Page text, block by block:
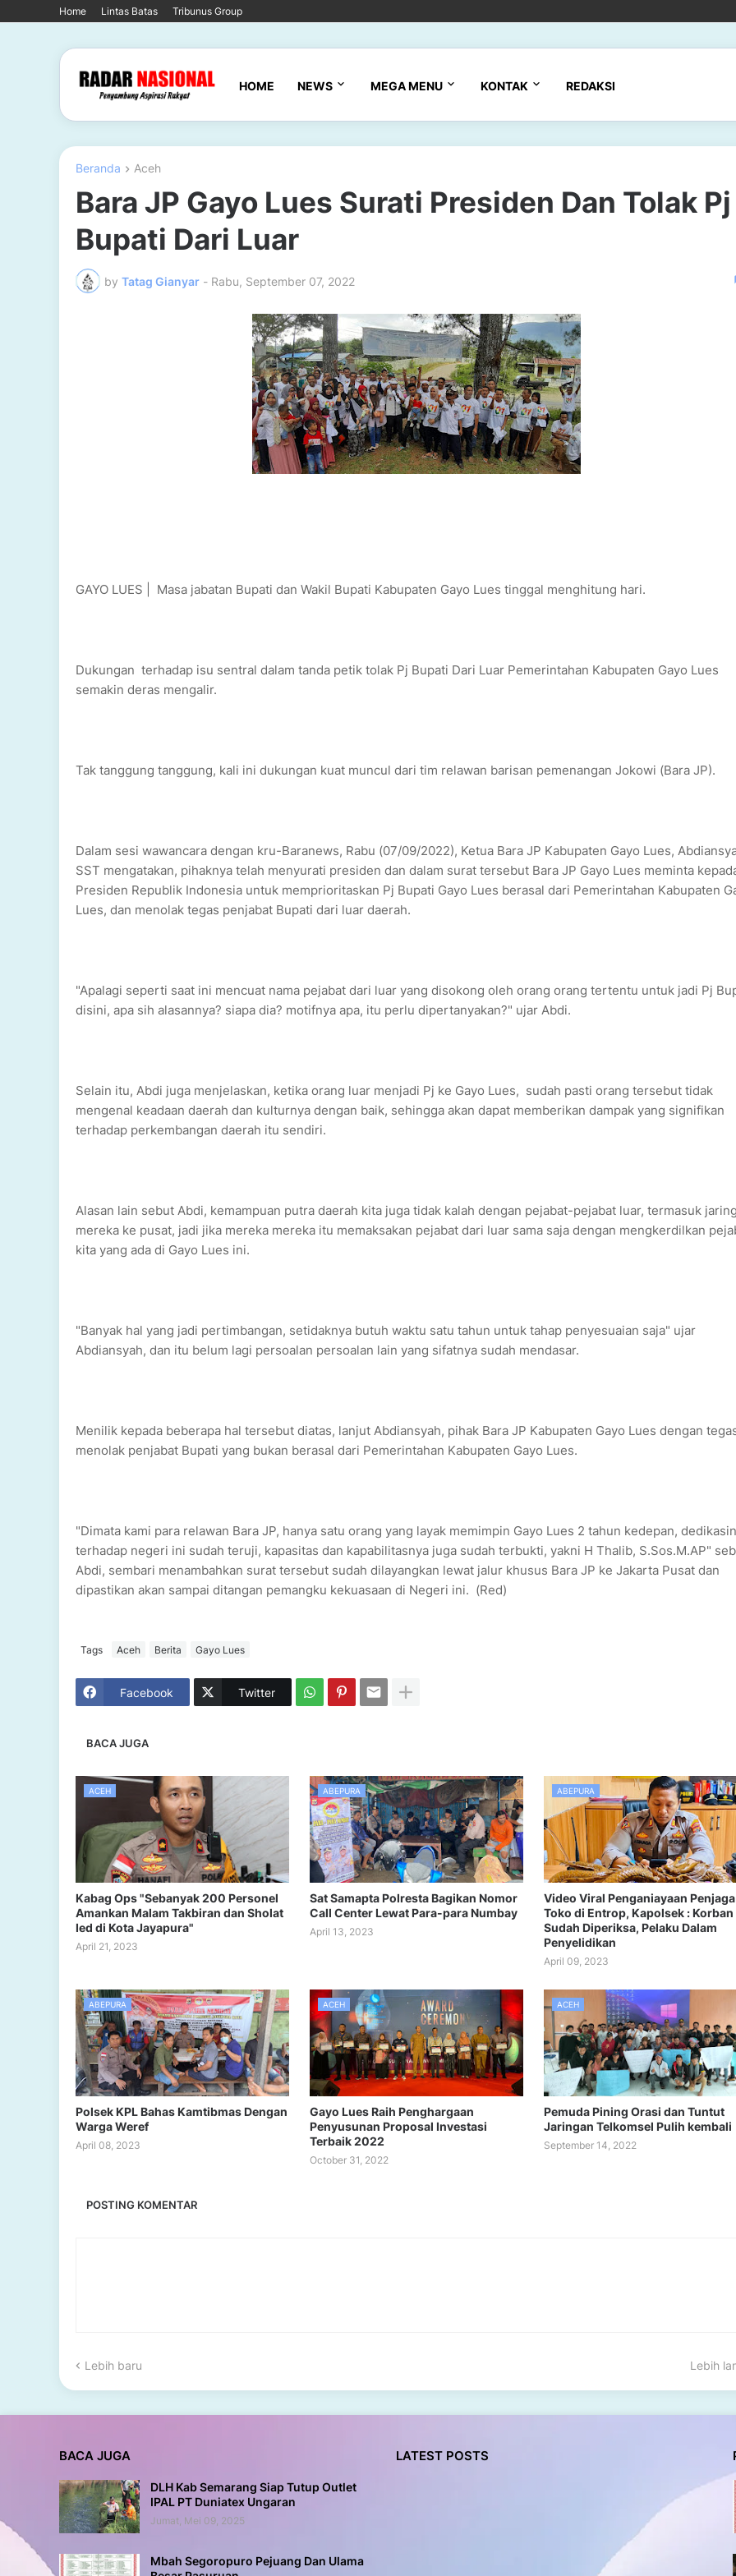
Home Lintas Batas Tribunus Group
HOME NEWS MEGA MENU KONTAK REDAKSI
Beranda Aceh
Bara JP Gayo Lues Surati Presiden Dan Tolak Pj
Bupati Dari Luar
by Tatag Gianyar - Rabu, September 07, 2022
GAYO LUES | Masa jabatan Bupati dan Wakil Bupati Kabupaten Gayo Lues tinggal menghitung hari.
Dukungan terhadap isu sentral dalam tanda petik tolak Pj Bupati Dari Luar Pemerintahan Kabupaten Gayo Lues
semakin deras mengalir.
Tak tanggung tanggung, kali ini dukungan kuat muncul dari tim relawan barisan pemenangan Jokowi (Bara JP).
Dalam sesi wawancara dengan kru-Baranews, Rabu (07/09/2022), Ketua Bara JP Kabupaten Gayo Lues,
SST mengatakan, pihaknya telah menyurati presiden dan dalam surat tersebut Bara JP Gayo Lues meminta
Presiden Republik Indonesia untuk memprioritaskan Pj Bupati Gayo Lues berasal dari Pemerintahan Kabupaten
Lues, dan menolak tegas penjabat Bupati dari luar daerah.
"Apalagi seperti saat ini mencuat nama pejabat dari luar yang disokong oleh orang orang tertentu untuk jadi Pj
disini, apa sih alasannya? siapa dia? motifnya apa, itu perlu dipertanyakan?" ujar Abdi.
Selain itu, Abdi juga menjelaskan, ketika orang luar menjadi Pj ke Gayo Lues, sudah pasti orang tersebut tidak
mengenal keadaan daerah dan kulturnya dengan baik, sehingga akan dapat memberikan dampak yang signifikan
terhadap perkembangan daerah itu sendiri.
Alasan lain sebut Abdi, kemampuan putra daerah kita juga tidak kalah dengan pejabat-pejabat luar, termasuk
mereka ke pusat, jadi jika mereka mereka itu memaksakan pejabat dari luar sama saja dengan mengkerdilkan
kita yang ada di Gayo Lues ini.
"Banyak hal yang jadi pertimbangan, setidaknya butuh waktu satu tahun untuk tahap penyesuaian saja" ujar
Abdiansyah, dan itu belum lagi persoalan persoalan lain yang sifatnya sudah mendasar.
Menilik kepada beberapa hal tersebut diatas, lanjut Abdiansyah, pihak Bara JP Kabupaten Gayo Lues dengan
menolak penjabat Bupati yang bukan berasal dari Pemerintahan Kabupaten Gayo Lues.
"Dimata kami para relawan Bara JP, hanya satu orang yang layak memimpin Gayo Lues 2 tahun kedepan,
terhadap negeri ini sudah teruji, kapasitas dan kapabilitasnya juga sudah terbukti, yakni H Thalib, S.Sos.M.AP"
Abdi, sembari menambahkan surat tersebut sudah dilayangkan lewat jalur khusus Bara JP ke Jakarta Pusat dan
dipastikan akan sampai ditangan pemangku kekuasaan di Negeri ini. (Red)
Tags Aceh Berita Gayo Lues
Facebook Twitter
BACA JUGA
ACEH
Kabag Ops "Sebanyak 200 Personel
Amankan Malam Takbiran dan Sholat
Ied di Kota Jayapura"
April 21, 2023
ABEPURA
Sat Samapta Polresta Bagikan Nomor
Call Center Lewat Para-para Numbay
April 13, 2023
ABEPURA
Video Viral Penganiayaan Penjaga
Toko di Entrop, Kapolsek : Korban
Sudah Diperiksa, Pelaku Dalam
Penyelidikan
April 09, 2023
ABEPURA
Polsek KPL Bahas Kamtibmas Dengan
Warga Weref
April 08, 2023
ACEH
Gayo Lues Raih Penghargaan
Penyusunan Proposal Investasi
Terbaik 2022
October 31, 2022
ACEH
Pemuda Pining Orasi dan Tuntut
Jaringan Telkomsel Pulih kembali
September 14, 2022
POSTING KOMENTAR
Lebih baru Lebih
BACA JUGA
DLH Kab Semarang Siap Tutup Outlet
IPAL PT Duniatex Ungaran
Jumat, Mei 09, 2025
Mbah Segoropuro Pejuang Dan Ulama
LATEST POSTS